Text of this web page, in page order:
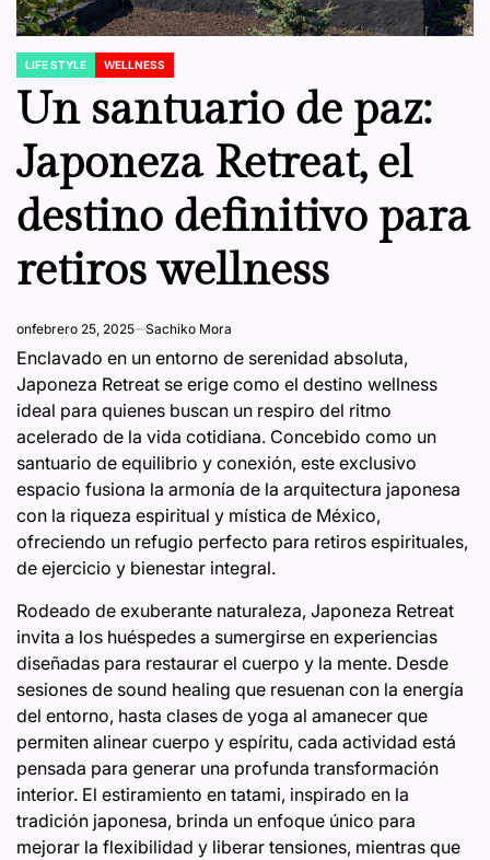
POSTED
IN
LIFE STYLE WELLNESS
Un santuario de paz:
Japoneza Retreat, el
destino definitivo para
retiros wellness
onfebrero 25, 2025 Sachiko Mora
Enclavado en un entorno de serenidad absoluta,
Japoneza Retreat se erige como el destino wellness
ideal para quienes buscan un respiro del ritmo
acelerado de la vida cotidiana. Concebido como un
santuario de equilibrio y conexión, este exclusivo
espacio fusiona la armonía de la arquitectura japonesa
con la riqueza espiritual y mística de México,
ofreciendo un refugio perfecto para retiros espirituales,
de ejercicio y bienestar integral.
Rodeado de exuberante naturaleza, Japoneza Retreat
invita a los huéspedes a sumergirse en experiencias
diseñadas para restaurar el cuerpo y la mente. Desde
sesiones de sound healing que resuenan con la energía
del entorno, hasta clases de yoga al amanecer que
permiten alinear cuerpo y espíritu, cada actividad está
pensada para generar una profunda transformación
interior. El estiramiento en tatami, inspirado en la
tradición japonesa, brinda un enfoque único para
mejorar la flexibilidad y liberar tensiones, mientras que